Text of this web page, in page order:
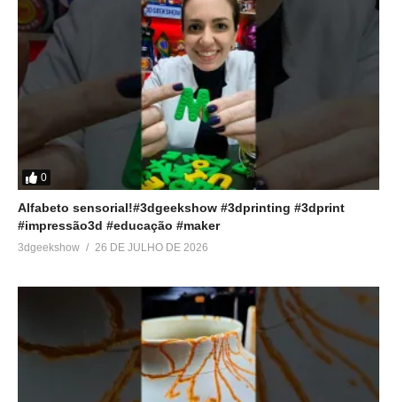
Em "Reviews"
0
Alfabeto sensorial!#3dgeekshow #3dprinting #3dprint
#impressão3d #educação #maker
3dgeekshow 26 DE JULHO DE 2026